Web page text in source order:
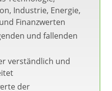
Industrie, Energie,
Finanzwerten
und fallenden
verständlich und
der